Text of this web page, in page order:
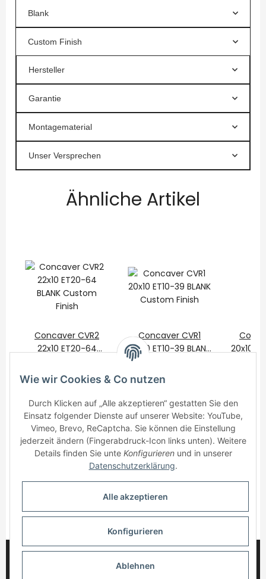
Blank
Custom Finish
Hersteller
Garantie
Montagematerial
Unser Versprechen
Ähnliche Artikel
Concaver CVR2
22x10 ET20-64
Finish
Concaver CVR1
20x10 ET10-39 BLANK
20x10
Informationen
Handmade with Passion
Wie wir Cookies & Co nutzen
Durch Klicken auf „Alle akzeptieren“ gestatten Sie den
Einsatz folgender Dienste auf unserer Website: YouTube,
Vimeo, Brevo, ReCaptcha. Sie können die Einstellung
jederzeit ändern (Fingerabdruck-Icon links unten). Weitere
Details finden Sie unte Konfigurierenund in unserer
Datenschutzerklärung.
Alle akzeptieren
Konfigurieren
Ablehnen